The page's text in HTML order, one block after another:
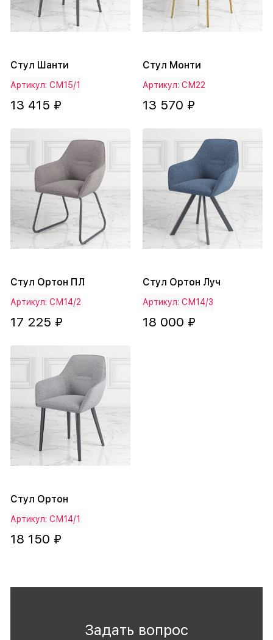
Стул Шанти
Артикул: СМ15/1
13 415 ₽
Стул Монти
Артикул: СМ22
13 570 ₽
Стул Ортон ПЛ
Артикул: СМ14/2
17 225 ₽
Стул Ортон Луч
Артикул: СМ14/3
18 000 ₽
Стул Ортон
Артикул: СМ14/1
18 150 ₽
Задать вопрос